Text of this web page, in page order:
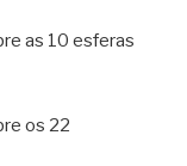
as 10 esferas
os 22